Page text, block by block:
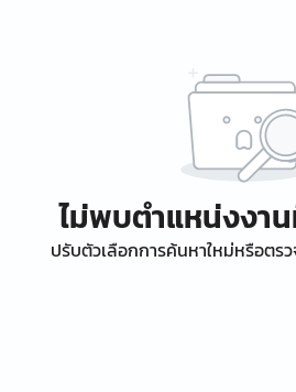
ไม่พบตำแหน่งงา
ปรับตัวเลือกการค้นหาใหม่หรือตร